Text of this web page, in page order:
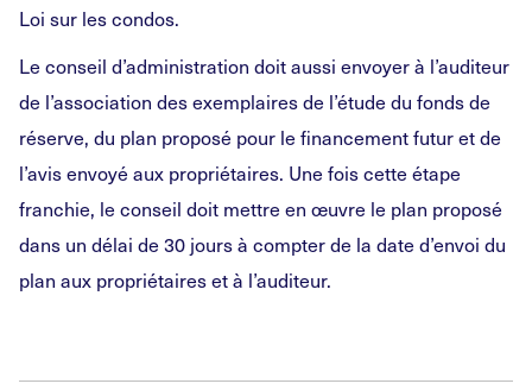
Loi sur les condos.
Le conseil d’administration doit aussi envoyer à l’auditeur
de l’association des exemplaires de l’étude du fonds de
réserve, du plan proposé pour le financement futur et de
l’avis envoyé aux propriétaires. Une fois cette étape
franchie, le conseil doit mettre en œuvre le plan proposé
dans un délai de 30 jours à compter de la date d’envoi du
plan aux propriétaires et à l’auditeur.